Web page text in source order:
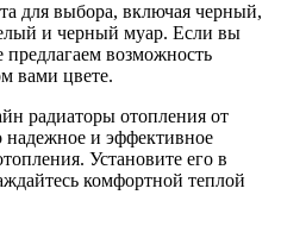
для выбора, включая черный,
и черный муар. Если вы
возможность
вами цвете.
радиаторы отопления от
и эффективное
Установите его в
комфортной теплой